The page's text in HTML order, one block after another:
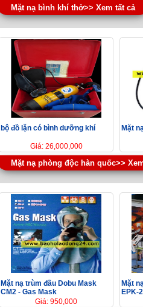
Mặt nạ bình khí thở>> Xem tất cả
bộ đồ lặn có bình dưỡng khí
Giá: 26,000,000
Mặt
Mặt nạ phòng độc hàn quốc>>
Mặt nạ trùm đầu Dobu Mask
CM2 - Gas Mask
Giá: 950,000
Mặt
EPK-